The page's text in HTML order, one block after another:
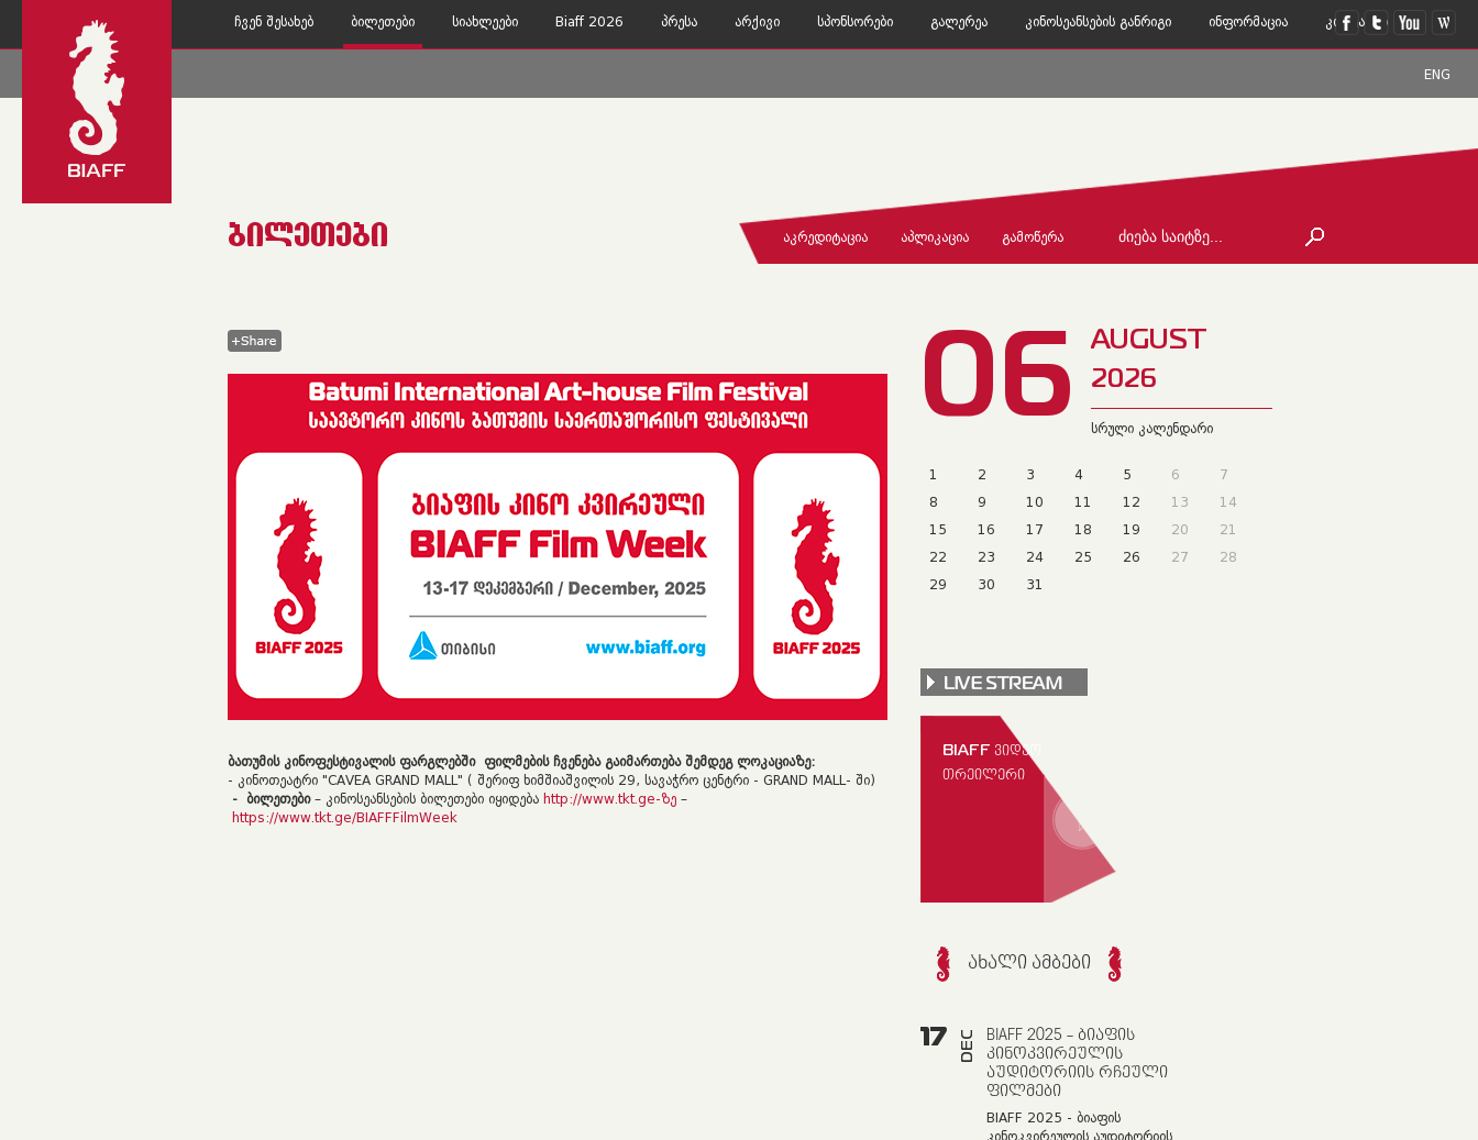
Ჩვენ Შესახებ Ბილეთები Სიახლეები Biaff 2026 Პრესა Არქივი Სპონსორები Გალერეა Კინოსეანსების Განრიგი Ინფორმაცია Კონტაქტი
ENG
ᲐᲙᲠᲔᲓᲘᲢᲐᲪᲘᲐ ᲐᲞᲚᲘᲙᲐᲪᲘᲐ ᲒᲐᲛᲝᲬᲔᲠᲐ
ᲑᲘᲚᲔᲗᲔᲑᲘ
ბათუმის კინოფესტივალის ფარგლებში ფილმების ჩვენება გაიმართება შემდეგ ლოკაციაზე:
- კინოთეატრი "CAVEA GRAND MALL" ( შერიფ ხიმშიაშვილის 29, სავაჭრო ცენტრი - GRAND MALL- ში)
- ბილეთები– კინოსეანსების ბილეთები იყიდება http://www.tkt.ge-ზე –
https://www.tkt.ge/BIAFFFilmWeek
06 AUGUST
2026
სრული კალენდარი
1 2 3 4 5 6
7
8
9 10 11 12 13
14
15
16 17 18 19 20
21
22
23 24 25 26 27
28
29
30 31
BIAFF ᲕᲘᲓᲔᲝ
ᲗᲠᲔᲘᲚᲔᲠᲘ
ᲐᲮᲐᲚᲘ ᲐᲛᲑᲔᲑᲘ
17 DEC
BIAFF 2025 - ᲑᲘᲐᲤᲘᲡ
ᲙᲘᲜᲝᲙᲕᲘᲠᲔᲣᲚᲘᲡ
ᲐᲣᲓᲘᲢᲝᲠᲘᲘᲡ ᲠᲩᲔᲣᲚᲘ
ᲤᲘᲚᲛᲔᲑᲘ
BIAFF 2025 - ბიაფის
კინოკვირეულის აუდიტორიის